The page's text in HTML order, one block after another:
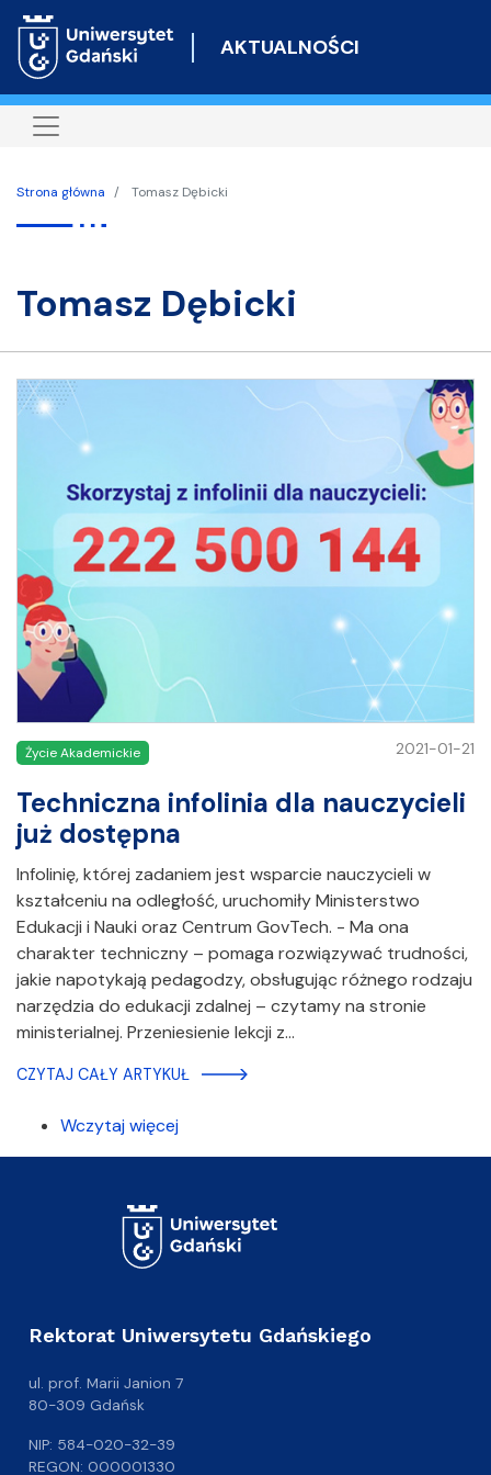
do
AKTUALNOŚCI
Strona główna Tomasz Dębicki
Tomasz Dębicki
Życie Akademickie 2021-01-21
Techniczna infolinia dla nauczycieli
już dostępna
Infolinię, której zadaniem jest wsparcie nauczycieli w
kształceniu na odległość, uruchomiły Ministerstwo
Edukacji i Nauki oraz Centrum GovTech. - Ma ona
charakter techniczny – pomaga rozwiązywać trudności,
jakie napotykają pedagodzy, obsługując różnego rodzaju
narzędzia do edukacji zdalnej – czytamy na stronie
ministerialnej. Przeniesienie lekcji z…
CZYTAJ CAŁY ARTYKUŁ
Wczytaj więcej
Rektorat Uniwersytetu Gdańskiego
ul. prof. Marii Janion 7
80-309 Gdańsk
NIP: 584-020-32-39
REGON: 000001330